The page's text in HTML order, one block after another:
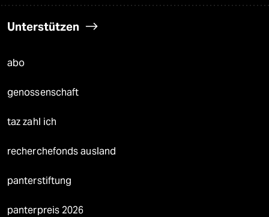
Unterstützen
abo
genossenschaft
taz zahl ich
recherchefonds ausland
panterstiftung
panterpreis 2026